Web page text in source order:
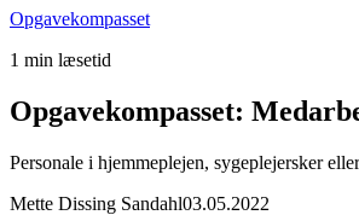
Opgavekompasset
1 min læsetid
Opgavekompasset:
Personale i hjemmeplejen, sygeplejersker
Mette Dissing Sandahl03.05.2022